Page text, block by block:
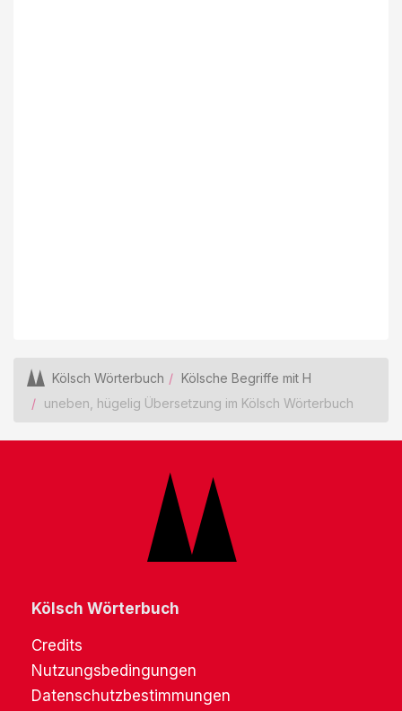
Kölsch Wörterbuch
Kölsche Begriffe mit H
uneben, hügelig Übersetzung im Kölsch Wörterbuch
Kölsch Wörterbuch
Credits
Nutzungsbedingungen
Datenschutzbestimmungen